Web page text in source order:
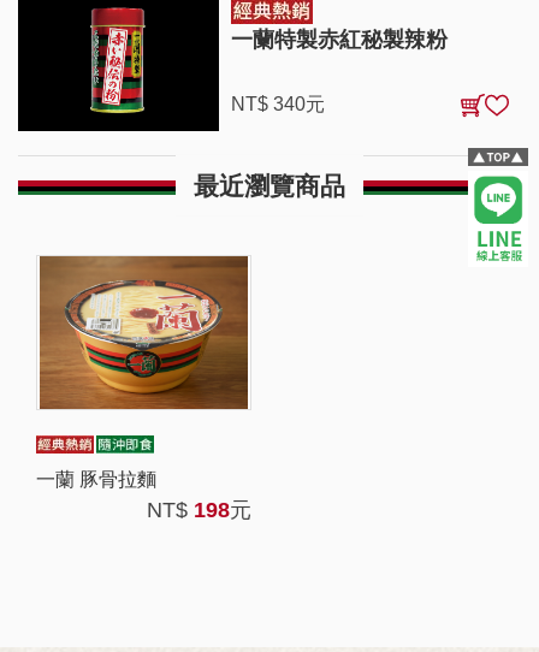
一蘭特製赤紅秘製辣粉
NT$340元
最近瀏覽商品
一蘭 豚骨拉麵
NT$ 198元